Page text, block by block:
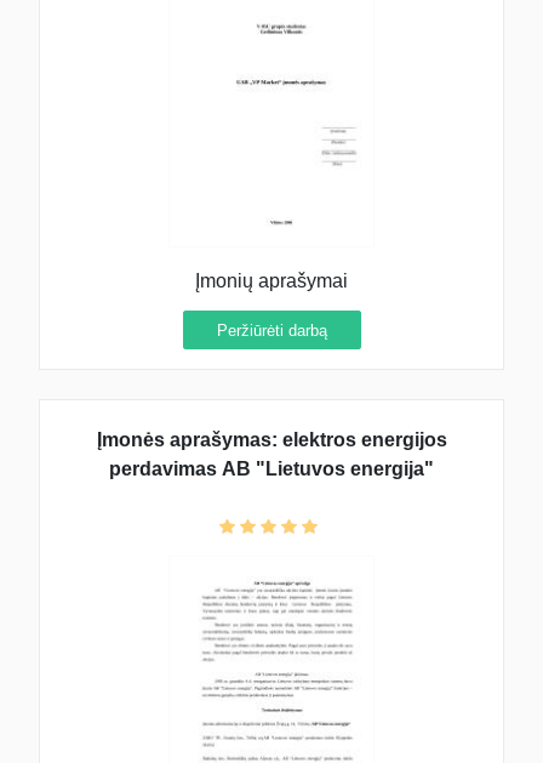
Įmonių aprašymai
Peržiūrėti darbą
Įmonės aprašymas: elektros energijos
perdavimas AB "Lietuvos energija"